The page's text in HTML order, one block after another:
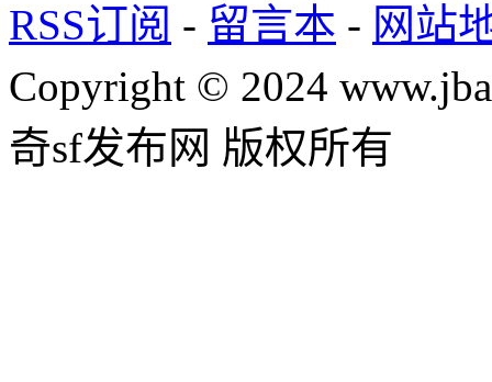
RSS订阅 - 留言本 - 网站
Copyright © 2024
奇sf发布网 版权所有